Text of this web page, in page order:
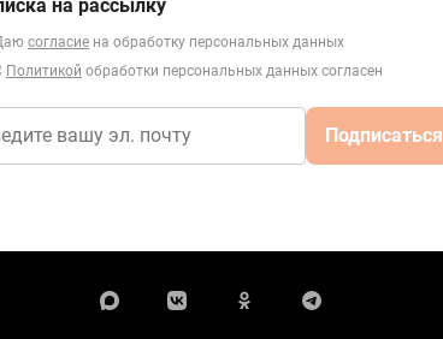
на рассылку
согласие на обработку персональных данных
Политикой обработки персональных данных согласен
Подписаться